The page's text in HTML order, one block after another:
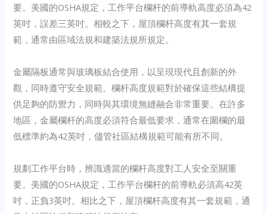
要。美國的OSHA規定，工作平台欄杆的前導軌高度必須為42
英吋，誤差三英吋。相較之下，屋頂欄杆高度有其一套規
範，通常由區域法規和建築法規所規定。
金屬隔板通常與玻璃板結合使用，以呈現現代且創新的外
觀，同時遵守安全規範。欄杆高度規範對於確保這些結構提
供足夠的防禦力，同時與其環境無縫融合非常重要。在許多
地區，金屬欄杆的高度必須符合最低要求，通常在圍欄的最
低標準約為42英吋，儘管社區結構規範可能有所不同。
規劃工作平台時，辨識適當的欄杆高度對工人安全至關重
要。美國的OSHA規定，工作平台欄杆的前導軌必須高42英
吋，正負3英吋。相比之下，屋頂欄杆高度有其一套規範，通